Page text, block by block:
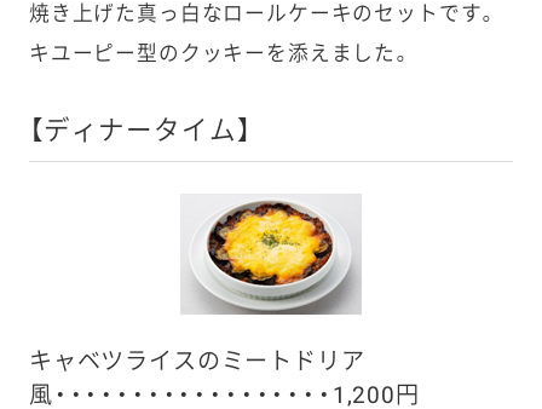
焼き上げた真っ白なロールケーキのセットです。
キユーピー型のクッキーを添えました。
【ディナータイム】
キャベツライスのミートドリア
風・・・・・・・・・・・・・・・・・・1,200円